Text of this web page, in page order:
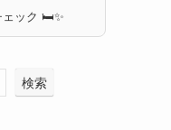
ェック 🛏✨
検索